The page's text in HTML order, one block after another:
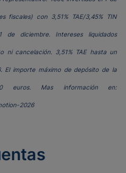
fiscales) con 3,51% TAE/3,45% TIN
diciembre. Intereses liquidados
ni cancelación. 3,51% TAE hasta un
El importe máximo de depósito de la
euros. Mas información en:
2026